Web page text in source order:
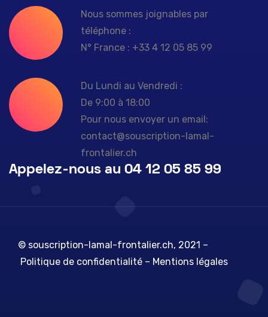
Nous sommes joignables par
téléphone :
N° France : +33 4 12 05 85 99
Du Lundi au Vendredi :
De 9:00 à 18:00
Pour nous envoyer un email:
contact@souscription-lamal-
frontalier.ch
Appelez-nous au 04 12 05 85 99
© souscription-lamal-frontalier.ch, 2021 –
Politique de confidentialité – Mentions légales